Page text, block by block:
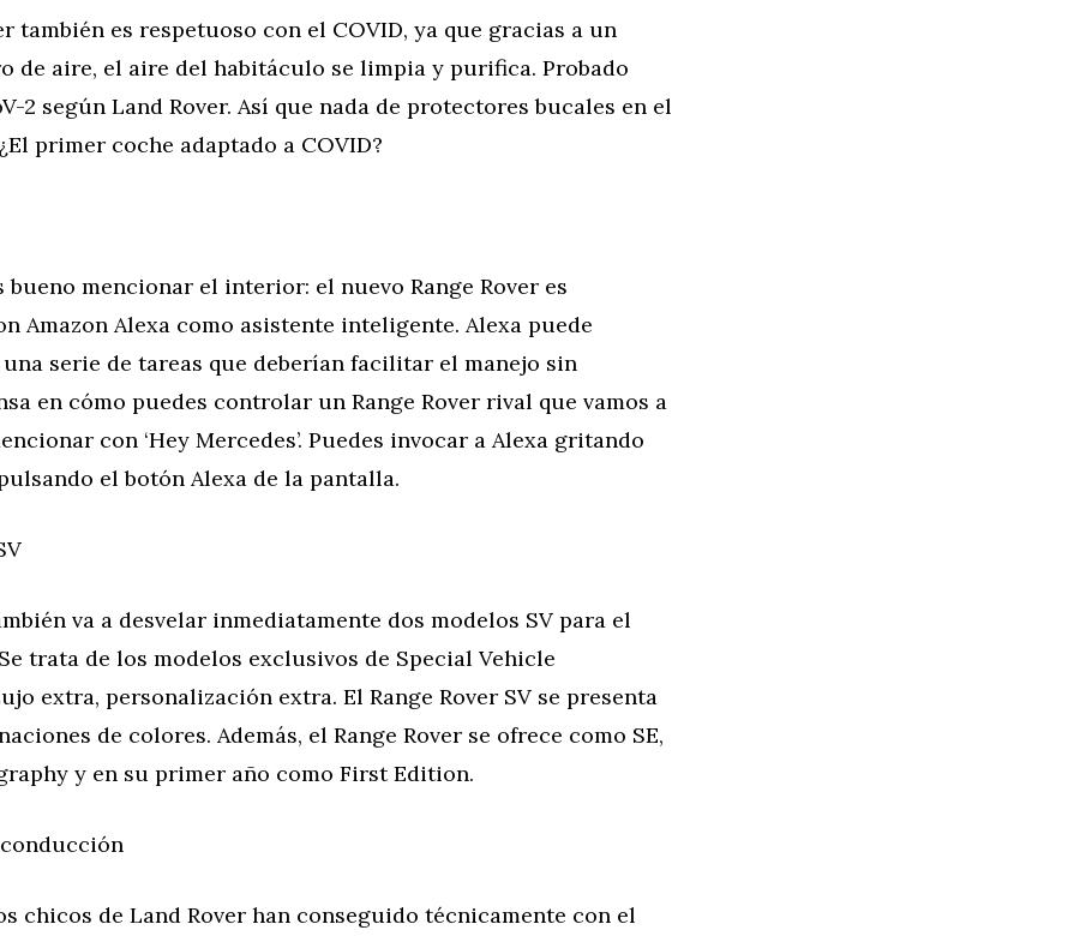
también es respetuoso con el COVID, ya que gracias a un
de aire, el aire del habitáculo se limpia y purifica. Probado
2 según Land Rover. Así que nada de protectores bucales en el
primer coche adaptado a COVID?
bueno mencionar el interior: el nuevo Range Rover es
Amazon Alexa como asistente inteligente. Alexa puede
serie de tareas que deberían facilitar el manejo sin
en cómo puedes controlar un Range Rover rival que vamos a
con ‘Hey Mercedes’. Puedes invocar a Alexa gritando
pulsando el botón Alexa de la pantalla.
va a desvelar inmediatamente dos modelos SV para el
trata de los modelos exclusivos de Special Vehicle
extra, personalización extra. El Range Rover SV se presenta
de colores. Además, el Range Rover se ofrece como SE,
y en su primer año como First Edition.
chicos de Land Rover han conseguido técnicamente con el